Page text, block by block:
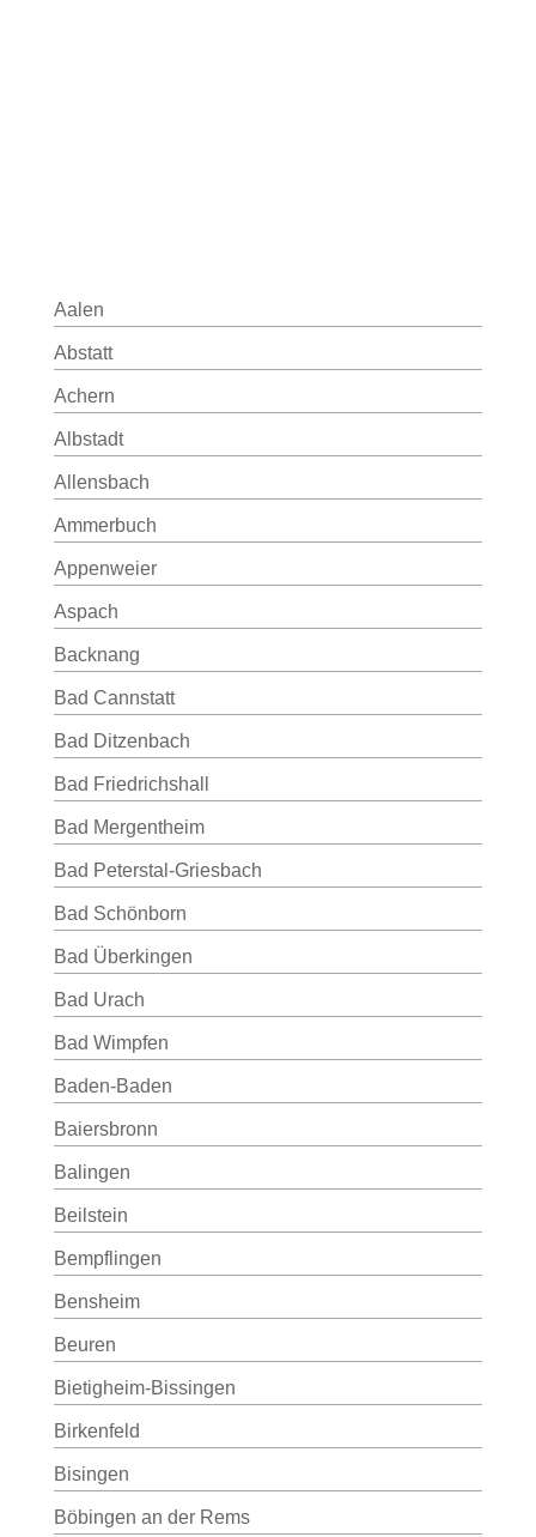
Aalen
Abstatt
Achern
Albstadt
Allensbach
Ammerbuch
Appenweier
Aspach
Backnang
Bad Cannstatt
Bad Ditzenbach
Bad Friedrichshall
Bad Mergentheim
Bad Peterstal-Griesbach
Bad Schönborn
Bad Überkingen
Bad Urach
Bad Wimpfen
Baden-Baden
Baiersbronn
Balingen
Beilstein
Bempflingen
Bensheim
Beuren
Bietigheim-Bissingen
Birkenfeld
Bisingen
Böbingen an der Rems